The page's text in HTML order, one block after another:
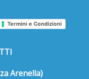
Termini e Condizioni
Arenella)